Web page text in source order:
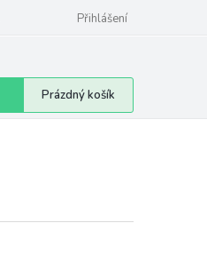
Moje objednávka
Přihlášení
Nákupní
košík
Prázdný košík